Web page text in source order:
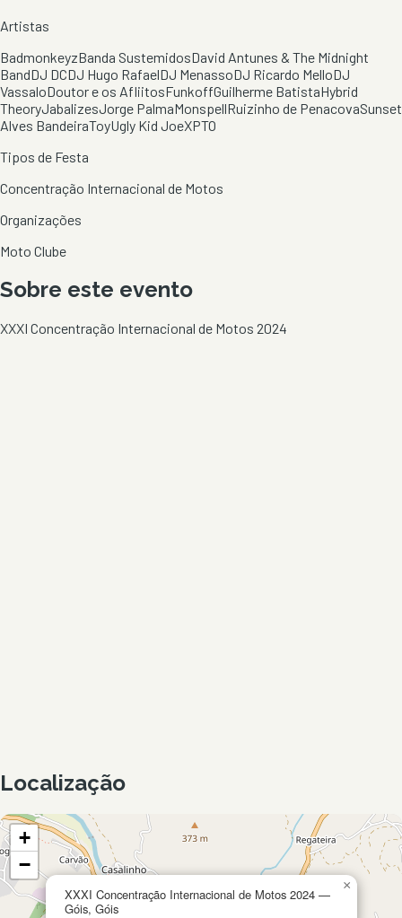
Artistas
BadmonkeyzBanda SustemidosDavid Antunes & The Midnight
BandDJ DCDJ Hugo RafaelDJ MenassoDJ Ricardo MelloDJ
VassaloDoutor e os AfliitosFunkoffGuilherme BatistaHybrid
TheoryJabalizesJorge PalmaMonspellRuizinho de PenacovaSunset
Alves BandeiraToyUgly Kid JoeXPTO
Tipos de Festa
Concentração Internacional de Motos
Organizações
Moto Clube
Sobre este evento
XXXI Concentração Internacional de Motos 2024
Localização
XXXI Concentração Internacional de Motos 2024 —
Góis, Góis
×
+
−